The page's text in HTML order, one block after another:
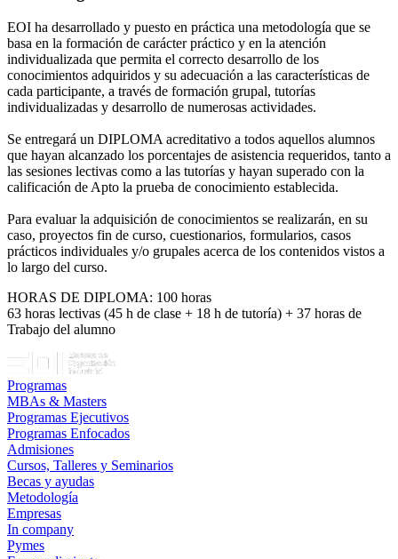
EOI ha desarrollado y puesto en práctica una metodología que se
basa en la formación de carácter práctico y en la atención
individualizada que permita el correcto desarrollo de los
conocimientos adquiridos y su adecuación a las características de
cada participante, a través de formación grupal, tutorías
individualizadas y desarrollo de numerosas actividades.
Se entregará un DIPLOMA acreditativo a todos aquellos alumnos
que hayan alcanzado los porcentajes de asistencia requeridos, tanto a
las sesiones lectivas como a las tutorías y hayan superado con la
calificación de Apto la prueba de conocimiento establecida.
Para evaluar la adquisición de conocimientos se realizarán, en su
caso, proyectos fin de curso, cuestionarios, formularios, casos
prácticos individuales y/o grupales acerca de los contenidos vistos a
lo largo del curso.
HORAS DE DIPLOMA: 100 horas
63 horas lectivas (45 h de clase + 18 h de tutoría) + 37 horas de
Trabajo del alumno
Programas
MBAs & Masters
Programas Ejecutivos
Programas Enfocados
Admisiones
Cursos, Talleres y Seminarios
Becas y ayudas
Metodología
Empresas
In company
Pymes